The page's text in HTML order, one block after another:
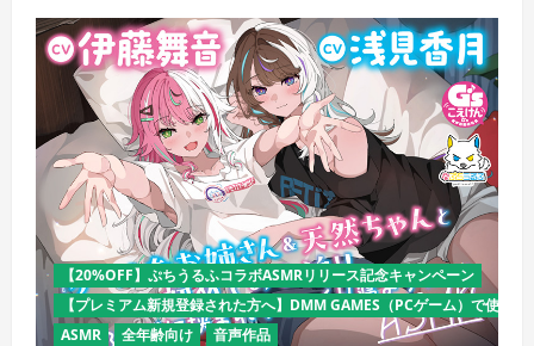
【20%OFF】ぷちうるふコラボASMRリリース記念キャンペーン
【プレミアム新規登録された方へ】DMM GAMES（PCゲーム）で使え
ASMR
全年齢向け 音声作品